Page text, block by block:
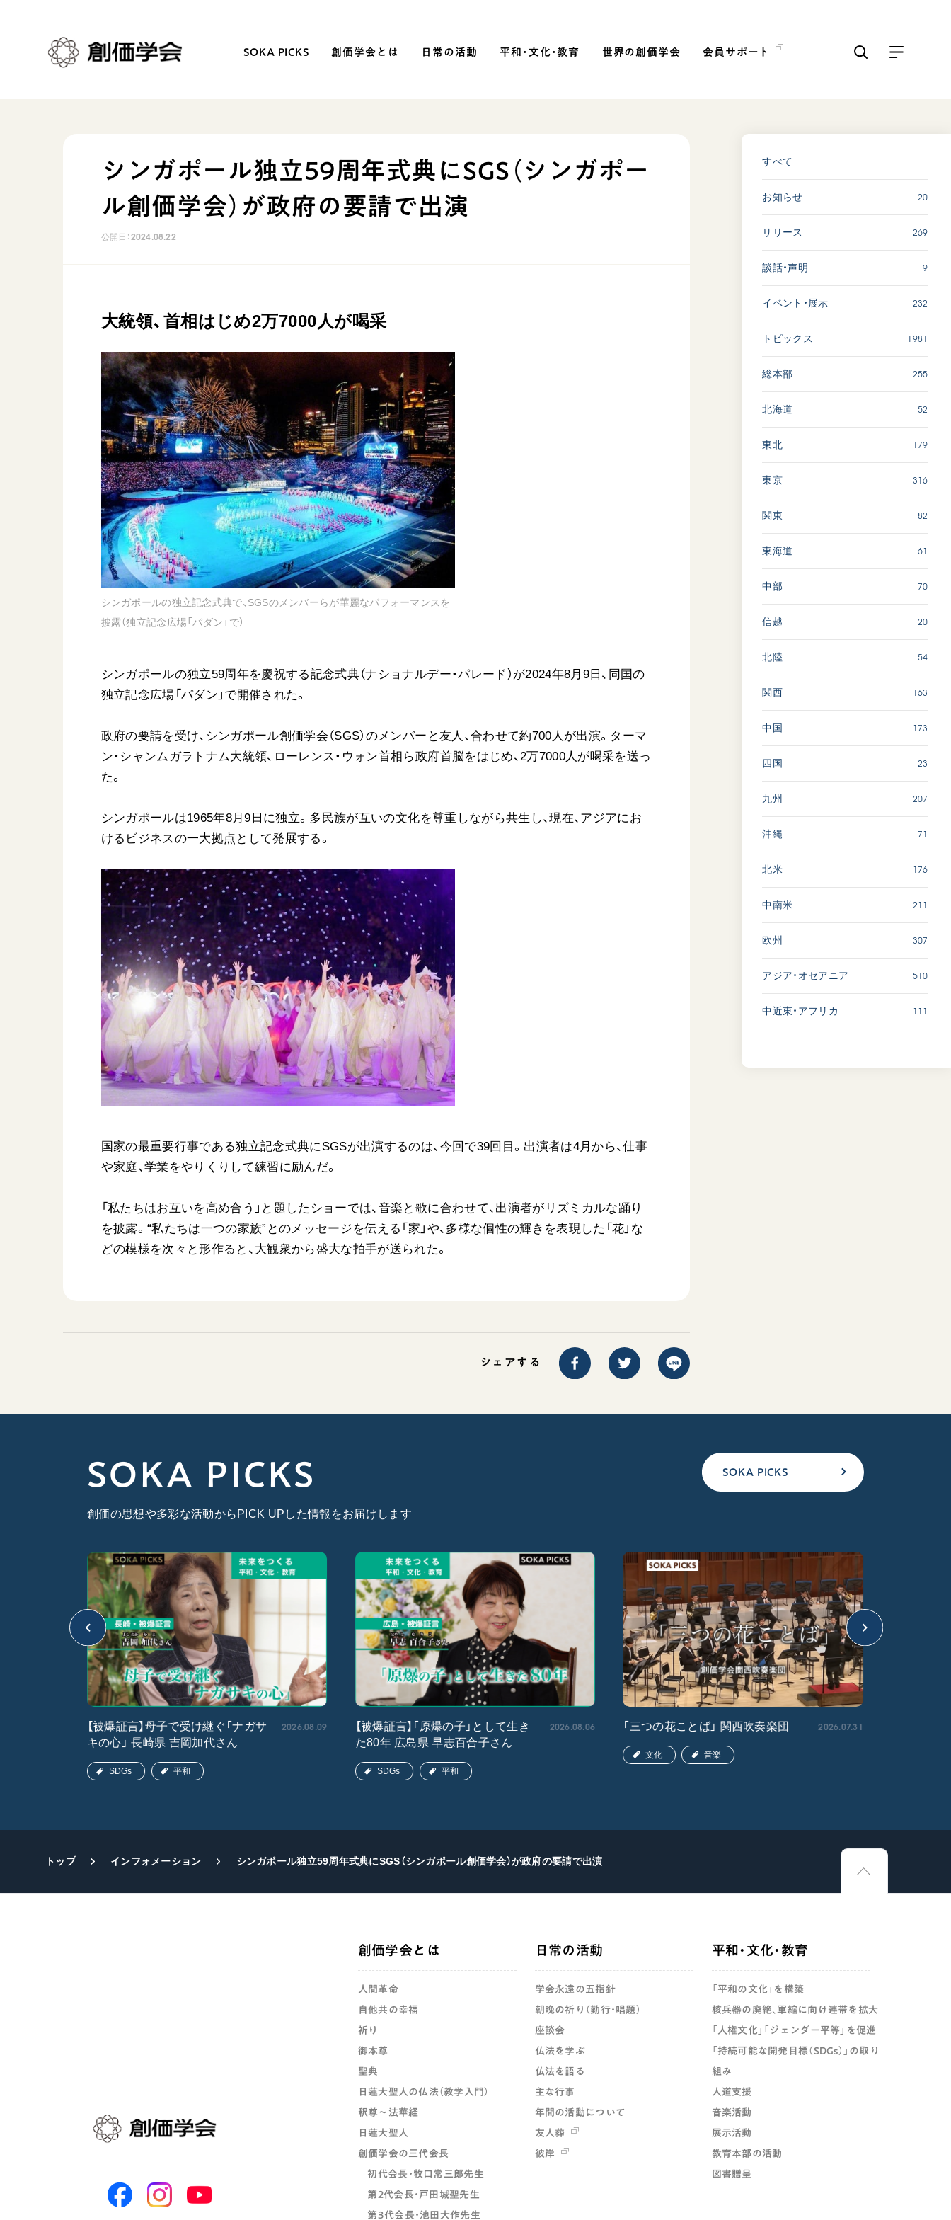
SOKA PICKS 創価学会とは 日常の活動 平和・文化・教育 世界の創価学会 会員サポート
初代会長・牧口常三郎先生
第2代会長・戸田城聖先生
第3代会長・池田大作先生
朝晩の祈り（勤行・唱題）
友人葬
核兵器の廃絶に向け連帯を拡大
教育本部の活動
図書贈呈
世界の創価学会
各国ウェブサイト
世界の創価学会の歴史
基本情報
会員サポート
座談会御書ｅ講義
小説『新・人間革命』『人間革命』
要旨
＜関連リンク＞
創価学会総本部
墓地公園・納骨堂
聖教電子版
聖教ブックストア
soka youth media
Soka Gakkai グローバルサイト
ご利用にあたって
【被爆証言】母子で受け継
ぐ「ナガサキの心」 長崎県
吉岡加…
2026.08.09
SDGs
動画
長崎
【被爆証言】「原爆の子」と
して生きた80年 広島県 早
志百…
SDGs
「三つの花ことば」 関西吹
奏楽団
文化 音楽
動画
シンガポール独立59周年式典にSGS（シンガポー
ル創価学会）が政府の要請で出演
公開日：2024.08.22
大統領、首相はじめ2万7000人が喝采
シンガポールの独立記念式典で、SGSのメンバーらが華麗なパフォーマンスを
披露（独立記念広場「パダン」で）
シンガポールの独立59周年を慶祝する記念式典（ナショナルデー・パレード）が2024年8月9日、同国の
独立記念広場「パダン」で開催された。
政府の要請を受け、シンガポール創価学会（SGS）のメンバーと友人、合わせて約700人が出演。ターマ
ン・シャンムガラトナム大統領、ローレンス・ウォン首相ら政府首脳をはじめ、2万7000人が喝采を送っ
た。
シンガポールは1965年8月9日に独立。多民族が互いの文化を尊重しながら共生し、現在、アジアにお
けるビジネスの一大拠点として発展する。
国家の最重要行事である独立記念式典にSGSが出演するのは、今回で39回目。出演者は4月から、仕事
や家庭、学業をやりくりして練習に励んだ。
「私たちはお互いを高め合う」と題したショーでは、音楽と歌に合わせて、出演者がリズミカルな踊り
を披露。“私たちは一つの家族”とのメッセージを伝える「家」や、多様な個性の輝きを表現した「花」な
どの模様を次々と形作ると、大観衆から盛大な拍手が送られた。
シェアする
すべて
お知らせ 20
リリース 269
談話・声明 9
イベント・展示 232
トピックス 1981
総本部 255
北海道 52
東北 179
東京 316
関東 82
東海道 61
中部 70
信越 20
北陸 54
関西 163
中国 173
四国 23
九州 207
沖縄 71
北米 176
中南米 211
欧州 307
アジア・オセアニア 510
中近東・アフリカ 111
SOKA PICKS
創価の思想や多彩な活動からPICK UPした情報をお届けします
SOKA PICKS
【被爆証言】母子で受け継ぐ「ナガサ
キの心」 長崎県 吉岡加代さん
2026.08.09
SDGs 平和
【被爆証言】「原爆の子」として生き
た80年 広島県 早志百合子さん
2026.08.06
SDGs 平和
「三つの花ことば」 関西吹奏楽団 2026.07.31
文化 音楽
トップ インフォメーション シンガポール独立59周年式典にSGS（シンガポール創価学会）が政府の要請で出演
創価学会とは
人間革命
自他共の幸福
祈り
御本尊
聖典
日蓮大聖人の仏法（教学入門）
釈尊～法華経
日蓮大聖人
創価学会の三代会長
初代会長・牧口常三郎先生
第2代会長・戸田城聖先生
第3代会長・池田大作先生
日常の活動
学会永遠の五指針
朝晩の祈り（勤行・唱題）
座談会
仏法を学ぶ
仏法を語る
主な行事
年間の活動について
友人葬
彼岸
平和・文化・教育
「平和の文化」を構築
核兵器の廃絶、軍縮に向け連帯を拡大
「人権文化」「ジェンダー平等」を促進
「持続可能な開発目標（SDGs）」の取り
組み
人道支援
音楽活動
展示活動
教育本部の活動
図書贈呈